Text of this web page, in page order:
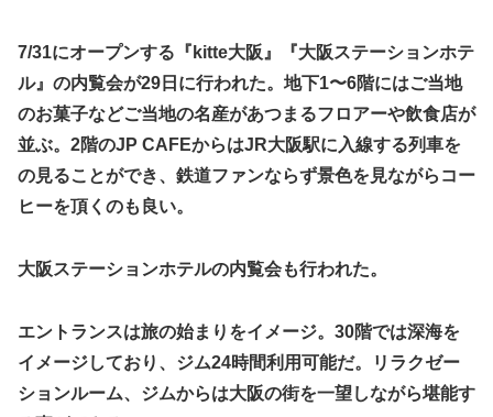
7/31にオープンする『kitte大阪』『大阪ステーションホテ
ル』の内覧会が29日に行われた。地下1〜6階にはご当地
のお菓子などご当地の名産があつまるフロアーや飲食店が
並ぶ。2階のJP CAFEからはJR大阪駅に入線する列車を
の見ることができ、鉄道ファンならず景色を見ながらコー
ヒーを頂くのも良い。
大阪ステーションホテルの内覧会も行われた。
エントランスは旅の始まりをイメージ。30階では深海を
イメージしており、ジム24時間利用可能だ。リラクゼー
ションルーム、ジムからは大阪の街を一望しながら堪能す